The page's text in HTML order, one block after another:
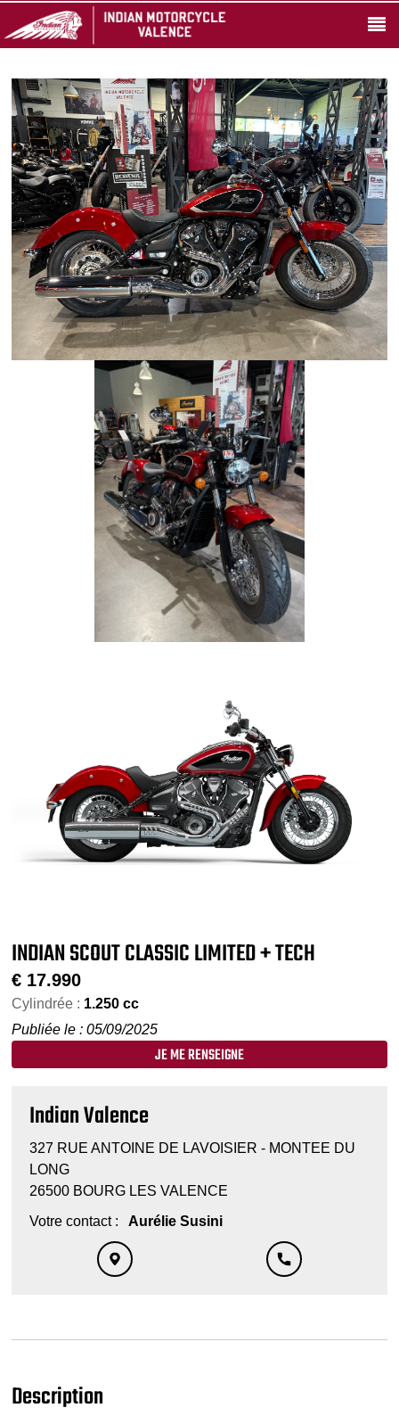
INDIAN SCOUT CLASSIC LIMITED + TECH
€ 17.990
Cylindrée : 1.250 cc
Publiée le : 05/09/2025
JE ME RENSEIGNE
Indian Valence
327 RUE ANTOINE DE LAVOISIER - MONTEE DU
LONG
26500 BOURG LES VALENCE
Votre contact :
Aurélie Susini
Description